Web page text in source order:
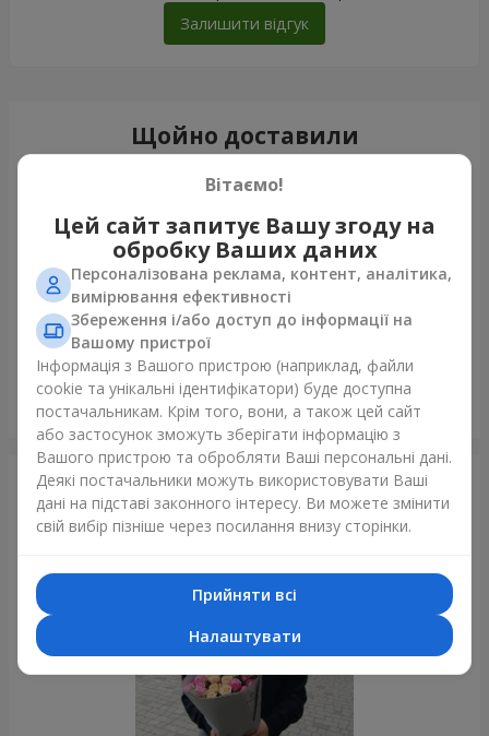
Залишити відгук
Щойно доставили
Гігантський бежевий ведмедик і 25 червоних троянд
Дніпро
Фотогалерея
Вітаємо!
Цей сайт запитує Вашу згоду на
обробку Ваших даних
Персоналізована реклама, контент, аналітика,
вимірювання ефективності
Збереження і/або доступ до інформації на
Вашому пристрої
Інформація з Вашого пристрою (наприклад, файли
cookie та унікальні ідентифікатори) буде доступна
постачальникам. Крім того, вони, а також цей сайт
або застосунок зможуть зберігати інформацію з
Вашого пристрою та обробляти Ваші персональні дані.
Деякі постачальники можуть використовувати Ваші
дані на підставі законного інтересу. Ви можете змінити
свій вибір пізніше через посилання внизу сторінки.
Прийняти всі
Налаштувати